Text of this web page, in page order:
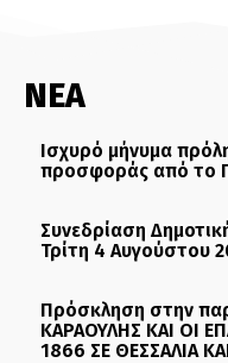
ΝΕΑ
Ισχυρό μήνυμα
προσφοράς από το
Συνεδρίαση
Τρίτη 4 Αυγούστου
Πρόσκληση στην
ΚΑΡΑΟΥΛΗΣ ΚΑΙ ΟΙ
1866 ΣΕ ΘΕΣΣΑΛΙΑ